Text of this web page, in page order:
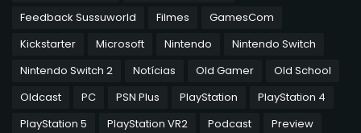
Feedback Sussuworld
Filmes
GamesCom
Kickstarter
Microsoft Nintendo
Nintendo Switch
Nintendo Switch 2
Notícias Old Gamer
Old School
Oldcast
PC PSN Plus PlayStation
PlayStation 4
PlayStation 5
PlayStation VR2 Podcast
Preview